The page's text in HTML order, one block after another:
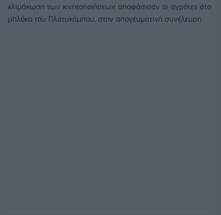
κλιμάκωση των κινητοποιήσεων αποφάσισαν οι αγρότες στο
μπλόκο του Πλατυκάμπου, στην απογευματινή συνέλευση.